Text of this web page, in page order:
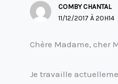
COMBY CHANTAL
11/12/2017 À 20H14
Chère Madame, cher
Je travaille